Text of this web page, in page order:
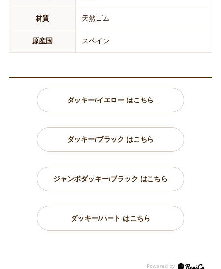
材質 天然ゴム
原産国 スペイン
ダッキー/イエロー はこちら
ダッキー/ブラック はこちら
ジャンボダッキー/ブラック はこちら
ダッキー/ハート はこちら